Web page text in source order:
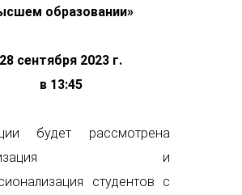
образовании»
28 сентября 2023 г.
в 13:45
будет рассмотрена
и
студентов с